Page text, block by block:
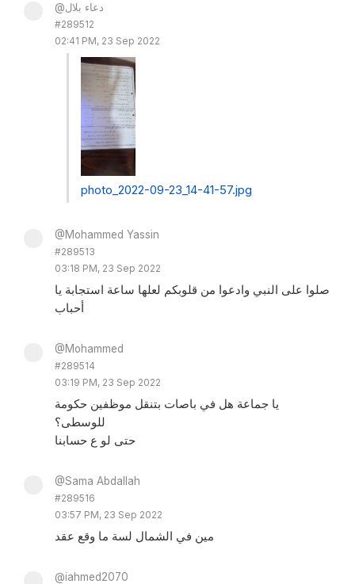
@دعاء بلال
#289512
02:41 PM, 23 Sep 2022
photo_2022-09-23_14-41-57.jpg
@Mohammed Yassin
#289513
03:18 PM, 23 Sep 2022
صلوا على النبي وادعوا من قلوبكم لعلها ساعة استجابة يا
أحباب
@Mohammed
#289514
03:19 PM, 23 Sep 2022
يا جماعة هل في باصات بتنقل موظفين حكومة
للوسطى؟
حتى لو ع حسابنا
@Sama Abdallah
#289516
03:57 PM, 23 Sep 2022
مين في الشمال لسة ما وقع عقد
@iahmed2070